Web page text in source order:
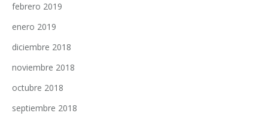
febrero 2019
enero 2019
diciembre 2018
noviembre 2018
octubre 2018
septiembre 2018